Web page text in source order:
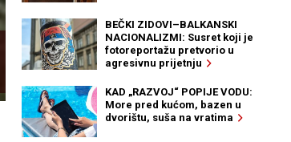
BEČKI ZIDOVI–BALKANSKI
NACIONALIZMI: Susret koji je
fotoreportažu pretvorio u
agresivnu prijetnju
KAD „RAZVOJ“ POPIJE VODU:
More pred kućom, bazen u
dvorištu, suša na vratima